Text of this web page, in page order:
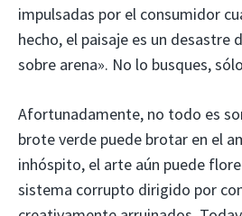
impulsadas por el consumidor
hecho, el paisaje es un
sobre arena». No lo busques,
Afortunadamente, no todo es
brote verde puede brotar en el
inhóspito, el arte aún puede
sistema corrupto dirigido por